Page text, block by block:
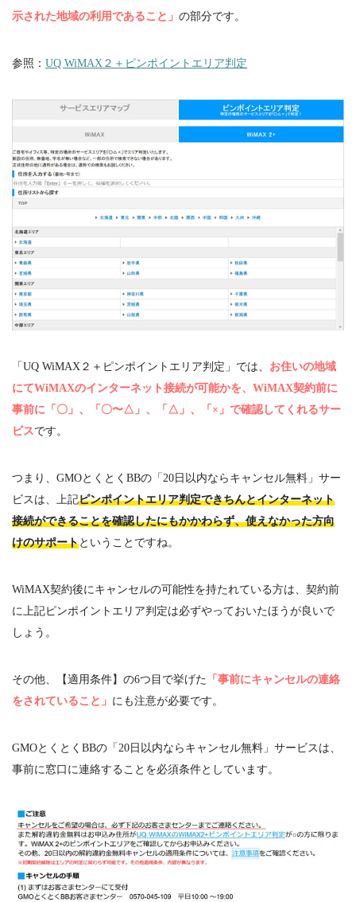
示された地域の利用であること」 の部分です。
参照： UQ WiMAX２＋ピンポイントエリア判定
「UQ WiMAX２＋ピンポイントエリア判定」では、 お住いの地域
にてWiMAXのインターネット接続が可能かを、WiMAX契約前に
事前に「〇」、「〇〜△」、「△」、「×」で確認してくれるサー
ビスです。
つまり、 GMOとくとく BBの「20日以内ならキャンセル無料」サー
ビスは、上記ピンポイントエリア判定できちんとインターネット
接続ができることを確認したにもかかわらず、使えなかった方向
けのサポートということですね。
WiMAX契約後にキャンセルの可能性を持たれている方は、契約前
に上記ピンポイントエリア判定は必ずやっておいたほうが良いで
しょう。
その他、【適用条件】の6つ目で挙げた
「事前にキャンセルの連絡
をされていること」 にも注意が必要です。
GMOとくとく BBの「20日以内ならキャンセル無料」サービスは、
事前に窓口に連絡することを必須条件としています。